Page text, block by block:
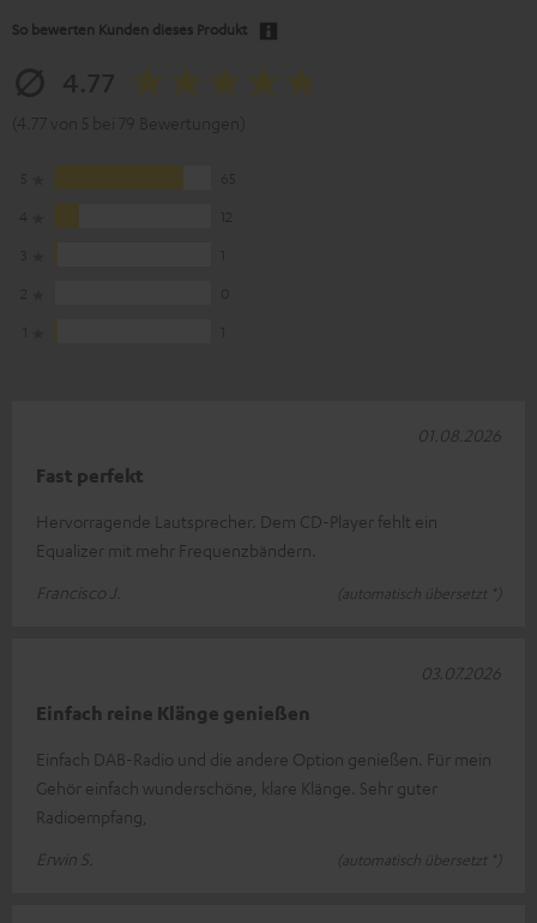
So bewerten Kunden dieses Produkt
Fast perfekt
Hervorragende Lautsprecher. Dem CD-Player fehlt ein
Equalizer mit mehr Frequenzbändern.
Francisco J.
(automatisch übersetzt *)
01.08.2026
Einfach reine Klänge genießen
Einfach DAB-Radio und die andere Option genießen. Für mein
Gehör einfach wunderschöne, klare Klänge. Sehr guter
Radioempfang,
Erwin S.
(automatisch übersetzt *)
03.07.2026